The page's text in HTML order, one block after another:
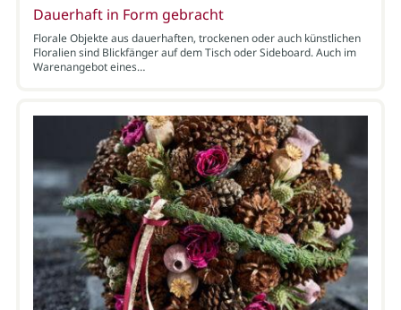
Dauerhaft in Form gebracht
Florale Objekte aus dauerhaften, trockenen oder auch künstlichen
Floralien sind Blickfänger auf dem Tisch oder Sideboard. Auch im
Warenangebot eines…